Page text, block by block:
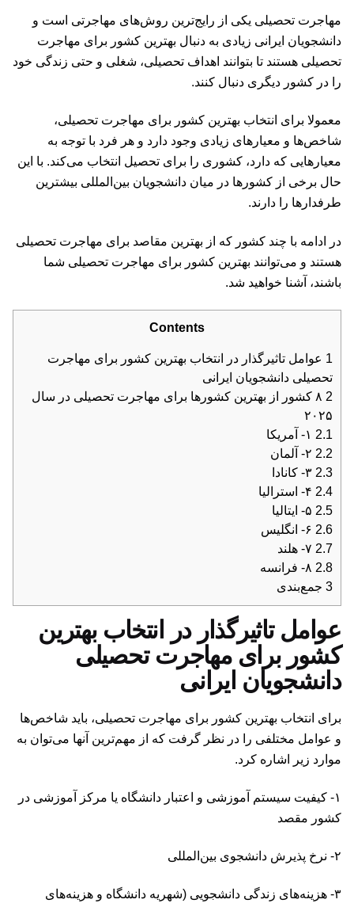
مهاجرت تحصیلی یکی از رایج‌ترین روش‌های مهاجرتی است و
دانشجویان ایرانی زیادی به دنبال بهترین کشور برای مهاجرت
تحصیلی هستند تا بتوانند اهداف تحصیلی، شغلی و حتی زندگی خود
را در کشور دیگری دنبال کنند.
معمولا برای انتخاب بهترین کشور برای مهاجرت تحصیلی،
شاخص‌ها و معیارهای زیادی وجود دارد و هر فرد با توجه به
معیارهایی که دارد، کشوری را برای تحصیل انتخاب می‌کند. با این
حال برخی از کشورها در میان دانشجویان بین‌المللی بیشترین
طرفدار‌ها را دارند.
در ادامه با چند کشور که از بهترین مقاصد برای مهاجرت تحصیلی
هستند و می‌توانند بهترین کشور برای مهاجرت تحصیلی شما
باشند، آشنا خواهید شد.
Contents
1 عوامل تاثیرگذار در انتخاب بهترین کشور برای مهاجرت
تحصیلی دانشجویان ایرانی
2
۸ کشور از بهترین کشورها برای مهاجرت تحصیلی در سال
۲۰۲۵
2.1
2.2
2.3
2.4
2.5
2.6
2.7
2.8
3 جمع‌بندی
عوامل تاثیرگذار در انتخاب بهترین
کشور برای مهاجرت تحصیلی
دانشجویان ایرانی
برای انتخاب بهترین کشور برای مهاجرت تحصیلی، باید شاخص‌ها
و عوامل مختلفی را در نظر گرفت که از مهم‌ترین آنها می‌توان به
موارد زیر اشاره کرد.
۱- کیفیت سیستم آموزشی و اعتبار دانشگاه یا مرکز آموزشی در
کشور مقصد
۲- نرخ پذیرش دانشجوی بین‌المللی
۳- هزینه‌های زندگی دانشجویی (شهریه دانشگاه و هزینه‌های